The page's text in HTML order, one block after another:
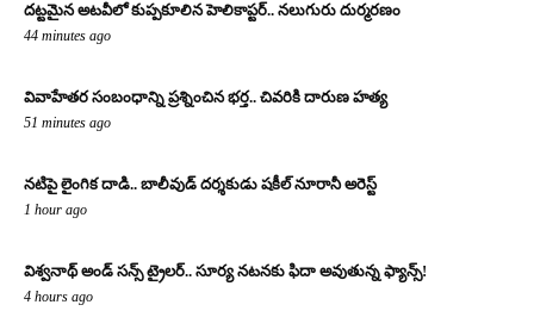
దట్టమైన అటవీలో కుప్పకూలిన హెలికాప్టర్.. నలుగురు దుర్మరణం
44 minutes ago
వివాహేతర సంబంధాన్ని ప్రశ్నించిన భర్త.. చివరికి దారుణ హత్య
51 minutes ago
నటిపై లైంగిక దాడి.. బాలీవుడ్ దర్శకుడు షకీల్ నూరానీ అరెస్ట్
1 hour ago
విశ్వనాథ్ అండ్ సన్స్ ట్రైలర్.. సూర్య నటనకు ఫిదా అవుతున్న ఫ్యాన్స్!
4 hours ago